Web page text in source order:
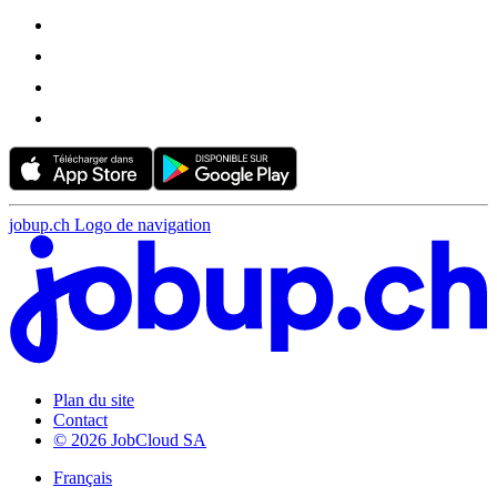
jobup.ch Logo de navigation
Plan du site
Contact
© 2026 JobCloud SA
Français